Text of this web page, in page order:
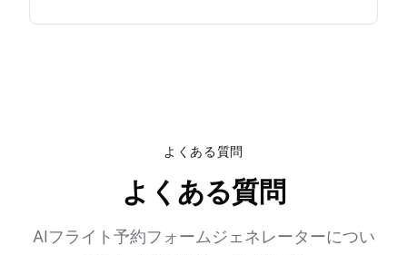
よくある質問
よくある質問
AIフライト予約フォームジェネレーターについ